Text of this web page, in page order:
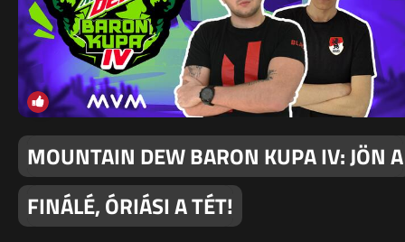
MOUNTAIN DEW BARON KUPA IV: JÖN A
FINÁLÉ, ÓRIÁSI A TÉT!